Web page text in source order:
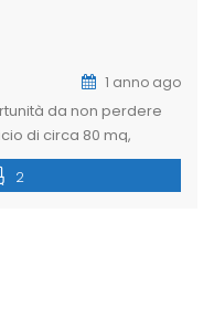
1 anno ago
da non perdere
di circa 80 mq,
stabile nel cuore di
è dotato di ascensore
2